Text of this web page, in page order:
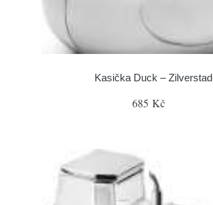
Kasička Duck – Zilverstad
685 Kč